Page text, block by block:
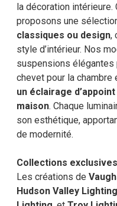
la décoration
proposons une
classiques ou design,
style d’intérieur. Nos
suspensions élégantes
chevet pour la chambre
un éclairage
maison. Chaque
son esthétique,
de modernité.
Collections exclusives
Les créations de
Hudson Valley